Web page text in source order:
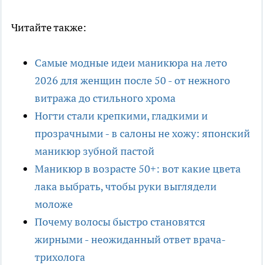
Читайте также:
Самые модные идеи маникюра на лето
2026 для женщин после 50 - от нежного
витража до стильного хрома
Ногти стали крепкими, гладкими и
прозрачными - в салоны не хожу: японский
маникюр зубной пастой
Маникюр в возрасте 50+: вот какие цвета
лака выбрать, чтобы руки выглядели
моложе
Почему волосы быстро становятся
жирными - неожиданный ответ врача-
трихолога